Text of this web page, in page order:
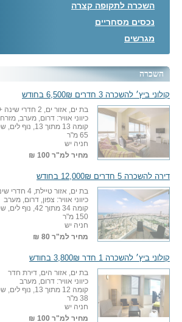
השכרה לתקופה קצרה
נכסים מסחריים
מגרשים
השכרה
קולוני ביץ׳ להשכרה 3 חדרים 6,500₪ בחודש
בת ים, אזור ים, 2 חדרי שינה + סלון
כיווני אוויר: דרום, מערב, מזרח
קומה 13 מתוך 13, נוף לים, שטח הדירה בקולוני ביץ׳
65 מ"ר
חניה יש
מחיר למ"ר 100 ₪
דירה להשכרה 5 חדרים 12,000₪ בחודש
בת ים, אזור טיילת, 4 חדרי שינה + סלון
כיווני אוויר: צפון, דרום, מערב
קומה 34 מתוך 42, נוף לים, שטח דירה
150 מ"ר
חניה יש
מחיר למ"ר 80 ₪
קולוני ביץ׳ להשכרה 1 חדר 3,800₪ בחודש
בת ים, אזור הים, דירת חדר
כיווני אוויר: דרום, מערב
קומה 12 מתוך 13, נוף לים, שטח הדירה בקולוני ביץ׳
38 מ"ר
חניה יש
מחיר למ"ר 100 ₪